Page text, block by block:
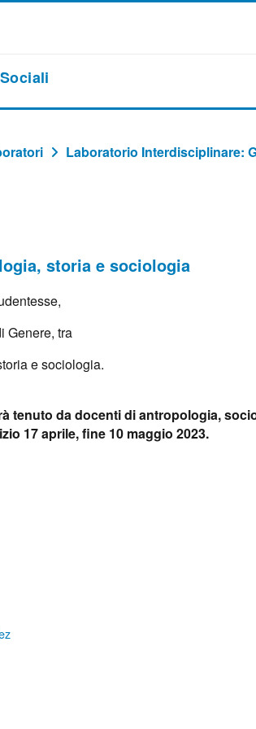
Laboratorio Interdisciplinare:
storia e sociologia
Genere, tra
e sociologia.
tenuto da docenti di antropologia,
17 aprile, fine 10 maggio 2023.